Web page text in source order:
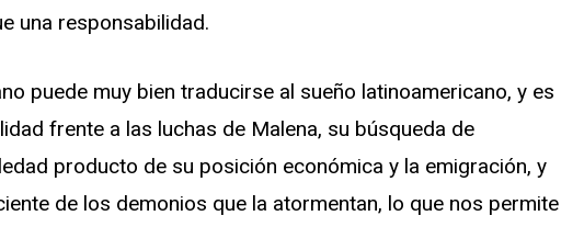
una responsabilidad.
puede muy bien traducirse al sueño latinoamericano, y es
frente a las luchas de Malena, su búsqueda de
producto de su posición económica y la emigración, y
de los demonios que la atormentan, lo que nos permite